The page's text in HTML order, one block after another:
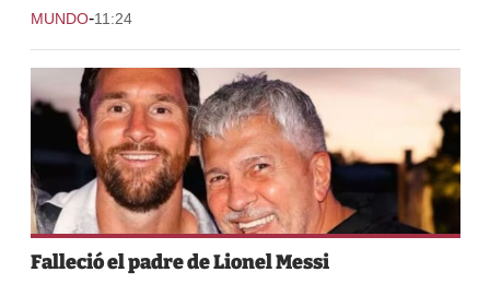
MUNDO-11:24
Falleció el padre de Lionel Messi